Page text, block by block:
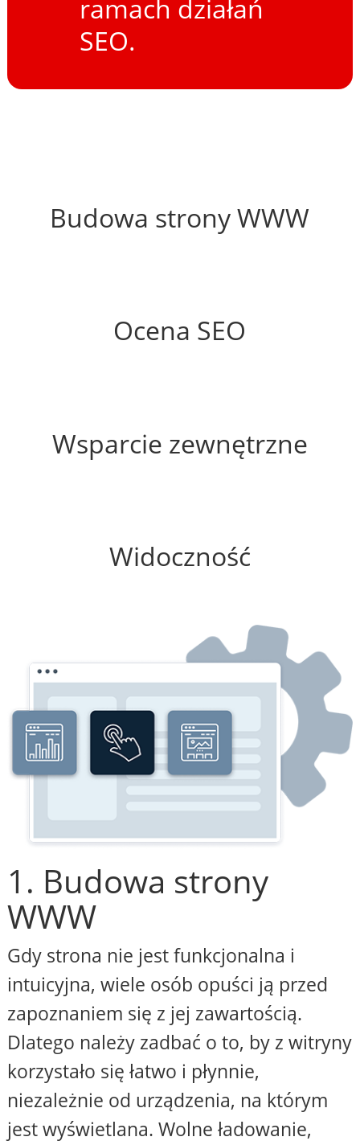
ramach działań
SEO.
Budowa strony WWW
Ocena SEO
Wsparcie zewnętrzne
Widoczność
1. Budowa strony
WWW
Gdy strona nie jest funkcjonalna i
intuicyjna, wiele osób opuści ją przed
zapoznaniem się z jej zawartością.
Dlatego należy zadbać o to, by z witryny
korzystało się łatwo i płynnie,
niezależnie od urządzenia, na którym
jest wyświetlana. Wolne ładowanie,